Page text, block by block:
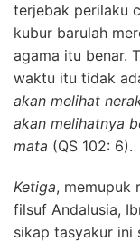
terjebak perilaku
kubur barulah
agama itu benar.
waktu itu tidak
akan melihat
akan melihatnya
mata (QS 102: 6).
Ketiga, memupuk
filsuf Andalusia,
sikap tasyakur ini